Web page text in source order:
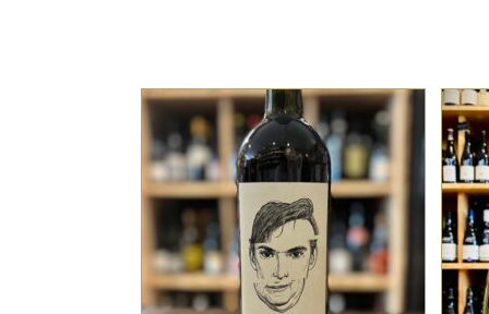
ETRANGERS
Un vin naturel d’une
grande finesse, précis,
long, structuré, où les
cépages Blaufränkisch et